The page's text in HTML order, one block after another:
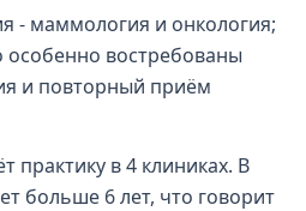
- маммология и онкология;
востребованы
и повторный приём
практику в 4 клиниках. В
больше 6 лет, что говорит